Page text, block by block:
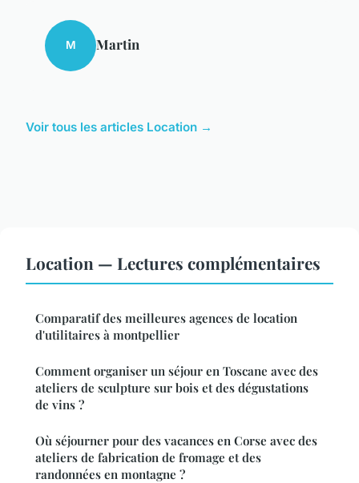
M Martin
Voir tous les articles Location →
Location — Lectures complémentaires
Comparatif des meilleures agences de location
d'utilitaires à montpellier
Comment organiser un séjour en Toscane avec des
ateliers de sculpture sur bois et des dégustations
de vins ?
Où séjourner pour des vacances en Corse avec des
ateliers de fabrication de fromage et des
randonnées en montagne ?